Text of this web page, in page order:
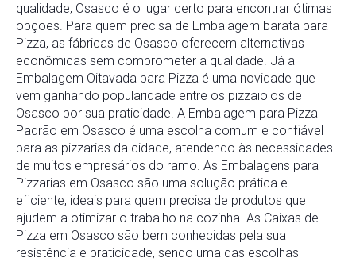
qualidade, Osasco é o lugar certo para encontrar ótimas
opções. Para quem precisa de Embalagem barata para
Pizza, as fábricas de Osasco oferecem alternativas
econômicas sem comprometer a qualidade. Já a
Embalagem Oitavada para Pizza é uma novidade que
vem ganhando popularidade entre os pizzaiolos de
Osasco por sua praticidade. A Embalagem para Pizza
Padrão em Osasco é uma escolha comum e confiável
para as pizzarias da cidade, atendendo às necessidades
de muitos empresários do ramo. As Embalagens para
Pizzarias em Osasco são uma solução prática e
eficiente, ideais para quem precisa de produtos que
ajudem a otimizar o trabalho na cozinha. As Caixas de
Pizza em Osasco são bem conhecidas pela sua
resistência e praticidade, sendo uma das escolhas